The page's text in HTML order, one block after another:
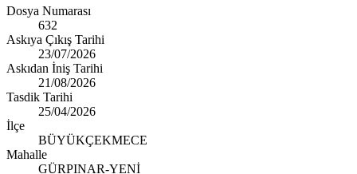
Dosya Numarası
632
Askıya Çıkış Tarihi
23/07/2026
Askıdan İniş Tarihi
21/08/2026
Tasdik Tarihi
25/04/2026
İlçe
BÜYÜKÇEKMECE
Mahalle
GÜRPINAR-YENİ